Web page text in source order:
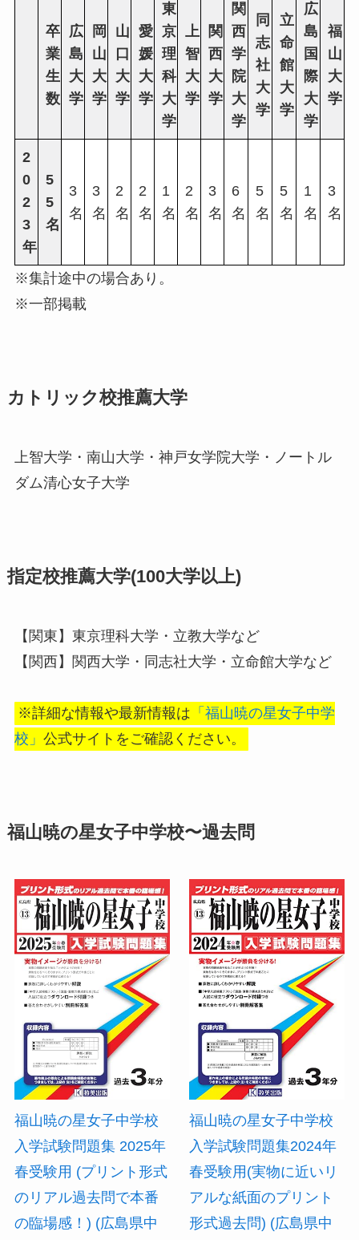
卒
業
生
数
広
島
大
学
岡
山
大
学
山
口
大
学
愛
媛
大
学
東
京
理
科
大
学
上
智
大
学
関
西
大
学
関
西
学
院
大
学
同
志
社
大
学
立
命
館
大
学
広
島
国
際
大
学
福
山
大
学
2
0
2
3
年
5
5
名
3
名
3
名
2
名
2
名
1
名
2
名
3
名
6
名
5
名
5
名
1
名
3
名
※集計途中の場合あり。
※一部掲載
カトリック校推薦大学
上智大学・南山大学・神戸女学院大学・ノートル
ダム清心女子大学
指定校推薦大学(100大学以上)
【関東】東京理科大学・立教大学など
【関西】関西大学・同志社大学・立命館大学など
※詳細な情報や最新情報は 「福山暁の星女子中学
校」 公式サイトをご確認ください。
福山暁の星女子中学校〜過去問
福山暁の星女子中学校
入学試験問題集 2025年
春受験用 (プリント形式
のリアル過去問で本番
の臨場感！) (広島県中
福山暁の星女子中学校
入学試験問題集2024年
春受験用(実物に近いリ
アルな紙面のプリント
形式過去問) (広島県中